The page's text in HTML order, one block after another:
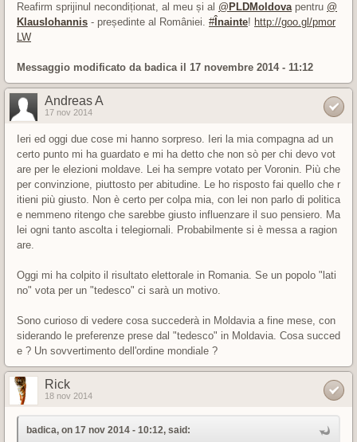
Reafirm sprijinul necondiționat, al meu și al @ PLDMoldovapentru @
KlausIohannis - președinte al României. #Înainte! http://goo.gl/pmor
LW
Messaggio modificato da badicail 17 novembre 2014 - 11:12
Andreas A
17 nov 2014
Ieri ed oggi due cose mi hanno sorpreso. Ieri la mia compagna ad un
certo punto mi ha guardato e mi ha detto che non sò per chi devo vot
are per le elezioni moldave. Lei ha sempre votato per Voronin. Più che
per convinzione, piuttosto per abitudine. Le ho risposto fai quello che r
itieni più giusto. Non è certo per colpa mia, con lei non parlo di politica
e nemmeno ritengo che sarebbe giusto influenzare il suo pensiero. Ma
lei ogni tanto ascolta i telegiornali. Probabilmente si è messa a ragion
are.
Oggi mi ha colpito il risultato elettorale in Romania. Se un popolo "lati
no" vota per un "tedesco" ci sarà un motivo.
Sono curioso di vedere cosa succederà in Moldavia a fine mese, con
siderando le preferenze prese dal "tedesco" in Moldavia. Cosa succed
e ? Un sovvertimento dell'ordine mondiale ?
Rick
18 nov 2014
badica, on 17 nov 2014 - 10:12, said: